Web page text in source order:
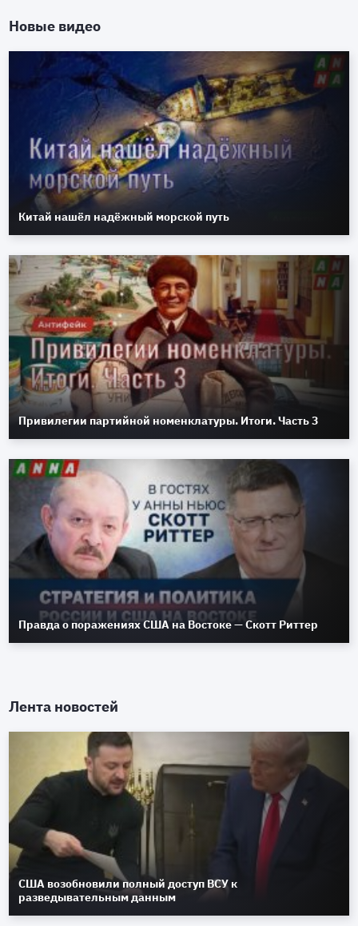
Новые видео
Китай нашёл надёжный морской путь
Привилегии партийной номенклатуры. Итоги. Часть 3
Правда о поражениях США на Востоке — Скотт Риттер
Лента новостей
США возобновили полный доступ ВСУ к
разведывательным данным